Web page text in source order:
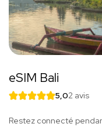
eSIM Bali
5,02 avis
Restez connecté